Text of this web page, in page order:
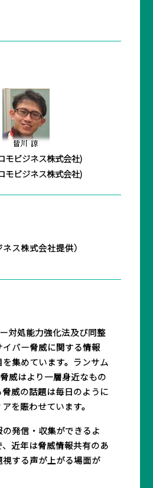
モビジネス株式会社)
モビジネス株式会社)
ス株式会社提供）
対処能力強化法及び同整
バー脅威に関する情報
集めています。ランサム
威はより一層身近なもの
威の話題は毎日のように
を賑わせています。
発信・収集ができるよ
近年は脅威情報共有のあ
視する声が上がる場面が